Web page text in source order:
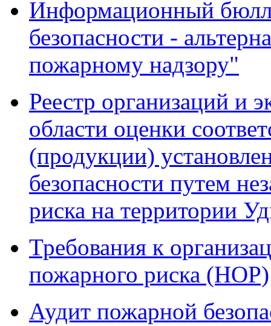
Информационный
безопасности -
пожарному надзору"
Реестр организаций и
области оценки
(продукции)
безопасности путем
риска на территории
Требования к
пожарного риска (НОР)
Аудит пожарной